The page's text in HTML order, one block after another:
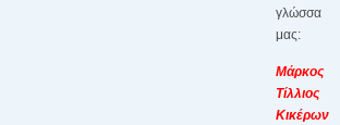
γλώσσα
μας:
Μάρκος
Τίλλιος
Κικέρων